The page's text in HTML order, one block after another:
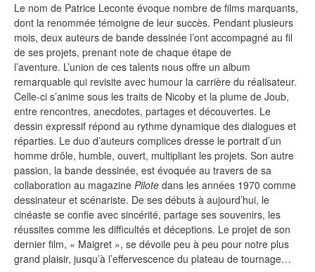
Le nom de Patrice Leconte évoque nombre de films marquants,
dont la renommée témoigne de leur succès. Pendant plusieurs
mois, deux auteurs de bande dessinée l’ont accompagné au fil
de ses projets, prenant note de chaque étape de
l’aventure. L’union de ces talents nous offre un album
remarquable qui revisite avec humour la carrière du réalisateur.
Celle-ci s’anime sous les traits de Nicoby et la plume de Joub,
entre rencontres, anecdotes, partages et découvertes. Le
dessin expressif répond au rythme dynamique des dialogues et
réparties. Le duo d’auteurs complices dresse le portrait d’un
homme drôle, humble, ouvert, multipliant les projets. Son autre
passion, la bande dessinée, est évoquée au travers de sa
collaboration au magazine Pilote dans les années 1970 comme
dessinateur et scénariste. De ses débuts à aujourd’hui, le
cinéaste se confie avec sincérité, partage ses souvenirs, les
réussites comme les difficultés et déceptions. Le projet de son
dernier film, « Maigret », se dévoile peu à peu pour notre plus
grand plaisir, jusqu’à l’effervescence du plateau de tournage…